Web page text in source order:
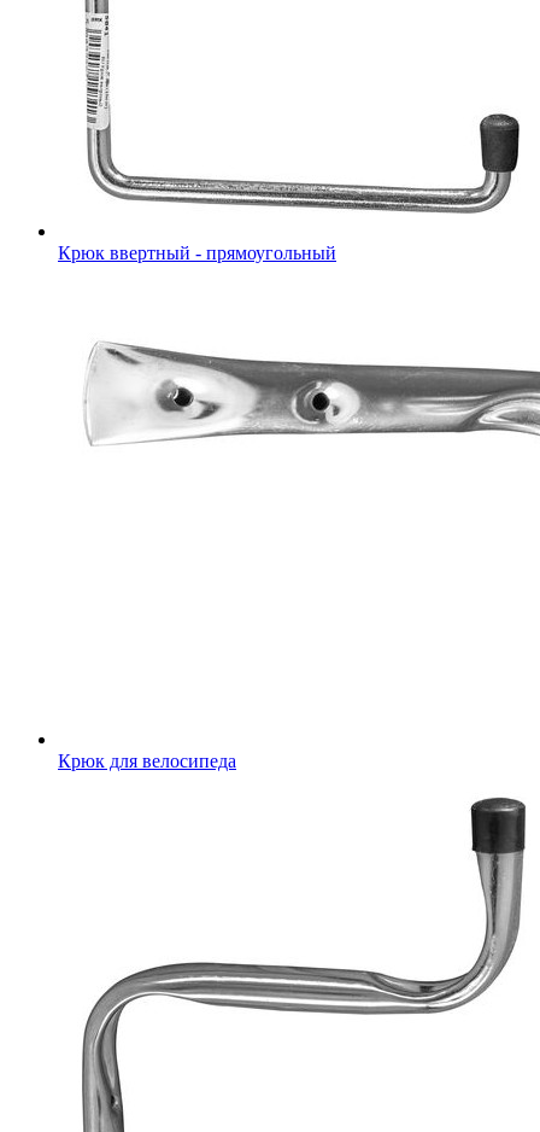
Крюк ввертный - прямоугольный
Крюк для велосипеда